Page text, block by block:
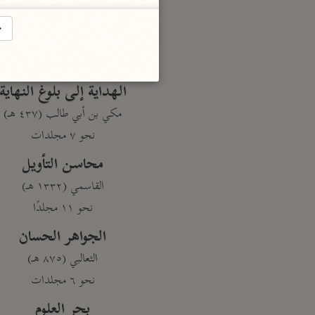
الهداية إلى بلوغ النهاية
مكي بن أبي طالب (٤٣٧ هـ)
نحو ٧ مجلدات
محاسن التأويل
القاسمي (١٣٣٢ هـ)
نحو ١١ مجلدًا
الجواهر الحسان
الثعالبي (٨٧٥ هـ)
نحو ٦ مجلدات